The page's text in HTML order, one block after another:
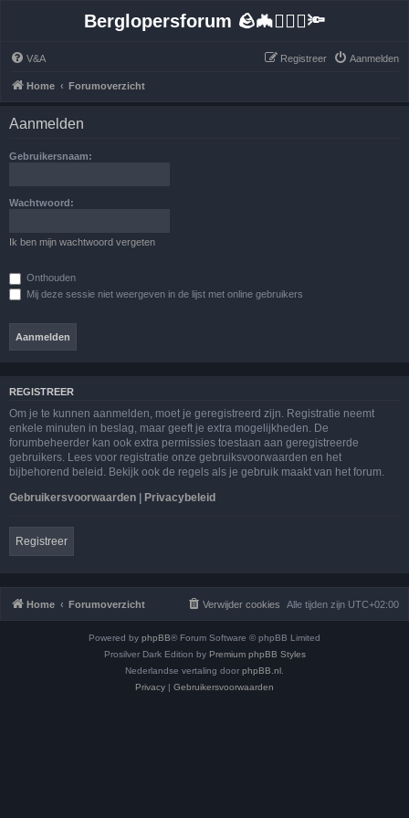
Berglopersforum 🪨🦇🚶🏻‍♂️🔦
V&A Aanmelden
Registreer
Home Forumoverzicht
Aanmelden
Gebruikersnaam:
Wachtwoord:
Ik ben mijn wachtwoord vergeten
Onthouden
Mij deze sessie niet weergeven in de lijst met online gebruikers
REGISTREER
Om je te kunnen aanmelden, moet je geregistreerd zijn. Registratie neemt
enkele minuten in beslag, maar geeft je extra mogelijkheden. De
forumbeheerder kan ook extra permissies toestaan aan geregistreerde
gebruikers. Lees voor registratie onze gebruiksvoorwaarden en het
bijbehorend beleid. Bekijk ook de regels als je gebruik maakt van het forum.
Gebruikersvoorwaarden | Privacybeleid
Registreer
Home Forumoverzicht Alle tijden zijn UTC+02:00
Verwijder cookies
Powered by phpBB® Forum Software © phpBB Limited
Prosilver Dark Edition by Premium phpBB Styles
Nederlandse vertaling door phpBB.nl
Privacy | Gebruikersvoorwaarden